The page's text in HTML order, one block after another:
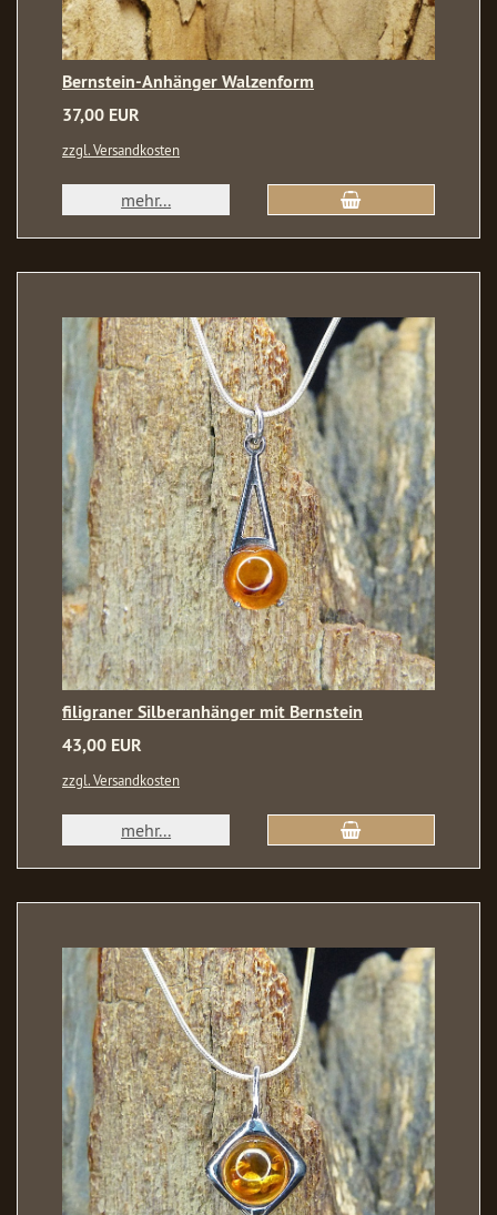
Bernstein-Anhänger Walzenform
37,00 EUR
zzgl. Versandkosten
mehr...
filigraner Silberanhänger mit Bernstein
43,00 EUR
zzgl. Versandkosten
mehr...